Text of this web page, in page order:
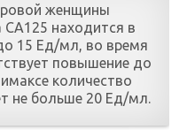
женщины
СА125 находится в
15 Ед/мл, во время
повышение до
количество
не больше 20 Ед/мл.